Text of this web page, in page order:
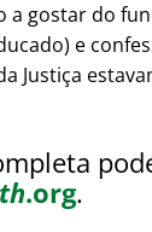
a gostar do
e
Justiça
.org.